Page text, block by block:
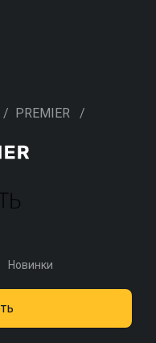
/ PREMIER /
Новинки